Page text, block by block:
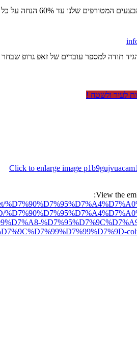
שלנו עד 60% הנחה על כל החנות .
תודה למספר עובדים של זאפ גרופ שבחר
לעיר ולשטח !
View the